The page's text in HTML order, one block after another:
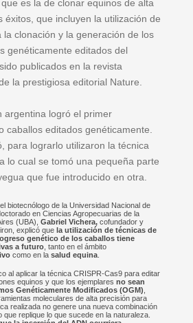
es la de clonar equinos de alta
éxitos, que incluyen la utilización de
la clonación y la generación de los
genéticamente editados del
publicados en la revista
la prestigiosa editorial Nature.
argentina logró el primer
caballos editados genéticamente.
para lograrlo utilizaron la técnica
lo cual se tomó una pequeña parte
que fue introducido en otra.
biotecnólogo de la Universidad Nacional de
en Ciencias Agropecuarias de la
(UBA), Gabriel Vichera,cofundador y
explicó que la utilización de técnicas de
genético de los caballos tiene
a futuro, tanto en el ámbito
como en la salud equina.
al aplicar la técnica CRISPR-Cas9 para editar
equinos y que los ejemplares no sean
Genéticamente Modificados (OGM)
moleculares de alta precisión para
realizada no genere una nueva combinación
que replique lo que sucede en la naturaleza.